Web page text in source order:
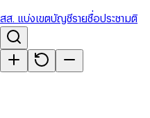
สส. แบ่งเขตบัญชีรายชื่อประชามติ